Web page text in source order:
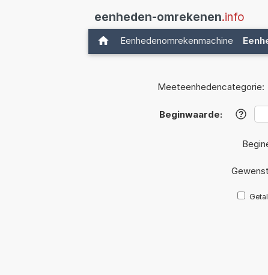
eenheden-omrekenen.info
Eenhedenomrekenmachine
Meeteenhedencategorie:
Beginwaarde: ?